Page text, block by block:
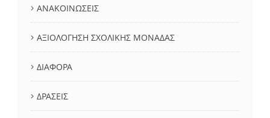
ΑΝΑΚΟΙΝΩΣΕΙΣ
ΑΞΙΟΛΟΓΗΣΗ ΣΧΟΛΙΚΗΣ ΜΟΝΑΔΑΣ
ΔΙΑΦΟΡΑ
ΔΡΑΣΕΙΣ